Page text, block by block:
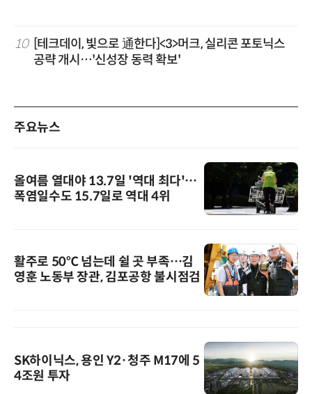
10
[테크데이, 빛으로 通한다]<3>머크, 실리콘 포토닉스
공략 개시…'신성장 동력 확보'
주요뉴스
올여름 열대야 13.7일 '역대 최다'…
폭염일수도 15.7일로 역대 4위
활주로 50℃ 넘는데 쉴 곳 부족…김
영훈 노동부 장관, 김포공항 불시점검
SK하이닉스, 용인 Y2·청주 M17에 5
4조원 투자